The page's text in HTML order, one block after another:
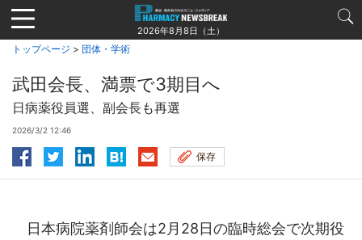
Jump
to
navigation
2026年8月8日（土）
トップページ > 団体・学術
武田会長、満票で3期目へ
日病薬役員選、副会長も再選
2026/3/2 12:46
保存
日本病院薬剤師会は2月28日の臨時総会で次期役